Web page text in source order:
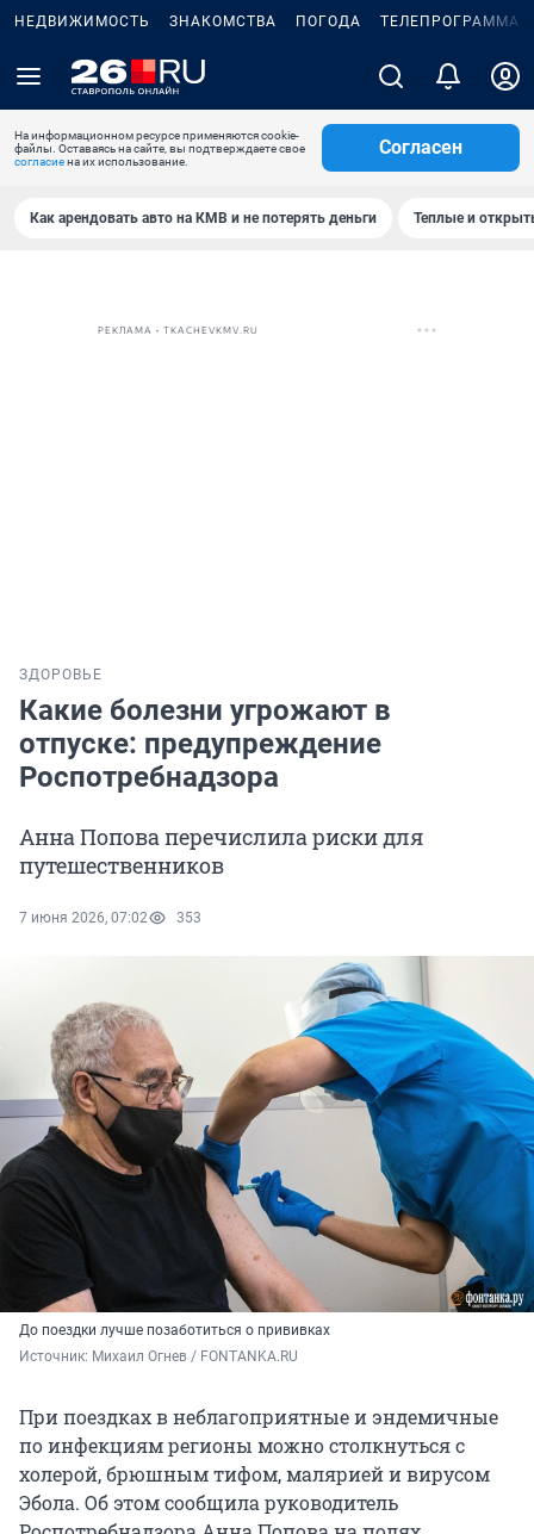
НЕДВИЖИМОСТЬ ЗНАКОМСТВА ПОГОДА ТЕЛЕПРОГРАММА
На информационном ресурсе применяются cookie-
файлы. Оставаясь на сайте, вы подтверждаете свое
согласиена их использование.
Согласен
Как арендовать авто на КМВ и не потерять деньги Теплые и
РЕКЛАМА • TKACHEVKMV.RU
ЗДОРОВЬЕ
Какие болезни угрожают в
отпуске: предупреждение
Роспотребнадзора
Анна Попова перечислила риски для
путешественников
7 июня 2026, 07:02 353
До поездки лучше позаботиться о прививках
Источник: Михаил Огнев / FONTANKA.RU
При поездках в неблагоприятные и эндемичные
по инфекциям регионы можно столкнуться с
холерой, брюшным тифом, малярией и вирусом
Эбола. Об этом сообщила руководитель